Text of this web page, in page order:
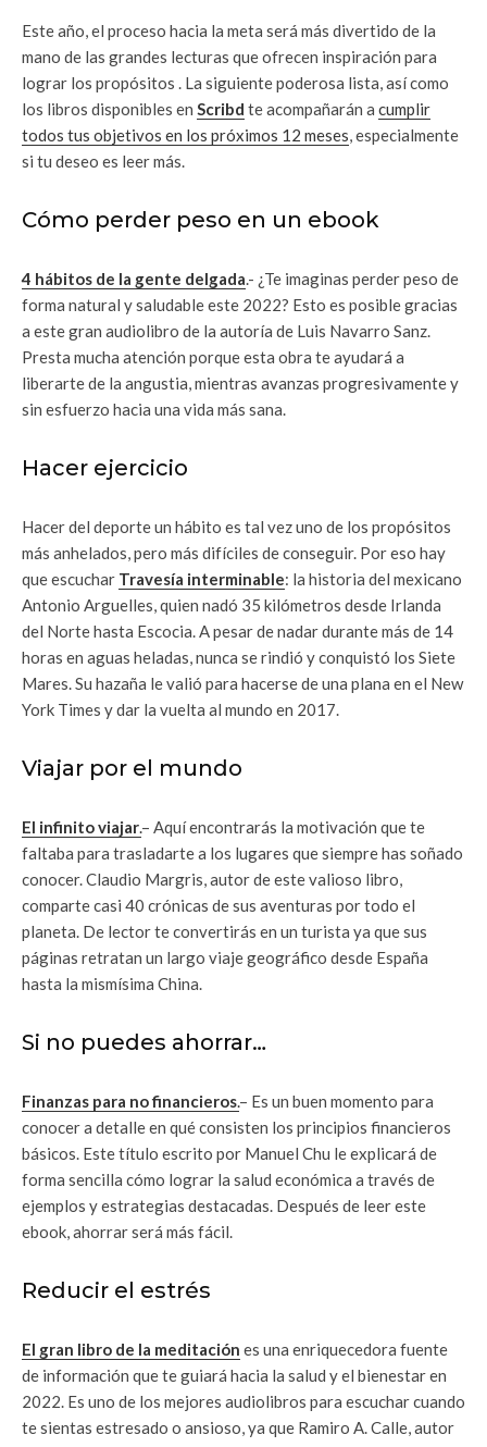
Este año, el proceso hacia la meta será más divertido de la
mano de las grandes lecturas que ofrecen inspiración para
lograr los propósitos . La siguiente poderosa lista, así como
los libros disponibles en Scribd te acompañarán a cumplir
todos tus objetivos en los próximos 12 meses, especialmente
si tu deseo es leer más.
Cómo perder peso en un ebook
4 hábitos de la gente delgada.- ¿Te imaginas perder peso de
forma natural y saludable este 2022? Esto es posible gracias
a este gran audiolibro de la autoría de Luis Navarro Sanz.
Presta mucha atención porque esta obra te ayudará a
liberarte de la angustia, mientras avanzas progresivamente y
sin esfuerzo hacia una vida más sana.
Hacer ejercicio
Hacer del deporte un hábito es tal vez uno de los propósitos
más anhelados, pero más difíciles de conseguir. Por eso hay
que escuchar Travesía interminable: la historia del mexicano
Antonio Arguelles, quien nadó 35 kilómetros desde Irlanda
del Norte hasta Escocia. A pesar de nadar durante más de 14
horas en aguas heladas, nunca se rindió y conquistó los Siete
Mares. Su hazaña le valió para hacerse de una plana en el New
York Times y dar la vuelta al mundo en 2017.
Viajar por el mundo
El infinito viajar.– Aquí encontrarás la motivación que te
faltaba para trasladarte a los lugares que siempre has soñado
conocer. Claudio Margris, autor de este valioso libro,
comparte casi 40 crónicas de sus aventuras por todo el
planeta. De lector te convertirás en un turista ya que sus
páginas retratan un largo viaje geográfico desde España
hasta la mismísima China.
Si no puedes ahorrar…
Finanzas para no financieros.– Es un buen momento para
conocer a detalle en qué consisten los principios financieros
básicos. Este título escrito por Manuel Chu le explicará de
forma sencilla cómo lograr la salud económica a través de
ejemplos y estrategias destacadas. Después de leer este
ebook, ahorrar será más fácil.
Reducir el estrés
El gran libro de la meditación es una enriquecedora fuente
de información que te guiará hacia la salud y el bienestar en
2022. Es uno de los mejores audiolibros para escuchar cuando
te sientas estresado o ansioso, ya que Ramiro A. Calle, autor